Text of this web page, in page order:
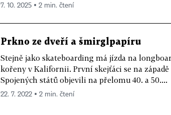
7. 10. 2025 ▪ 2 min. čtení
Prkno ze dveří a šmirglpapíru
Stejně jako skateboarding má jízda na
kořeny v Kalifornii. První skejťáci se na západě
Spojených států objevili na přelomu 40. a 50....
22. 7. 2022 ▪ 2 min. čtení